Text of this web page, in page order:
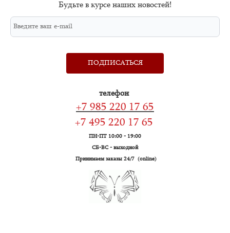
Будьте в курсе наших новостей!
ПОДПИСАТЬСЯ
телефон
+7 985 220 17 65
+7 495 220 17 65
ПН-ПТ 10:00 - 19:00
СБ-ВС - выходной
Принимаем заказы 24/7 (online)